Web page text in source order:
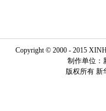
Copyright © 2000 - 2015
制作单位：
版权所有 新